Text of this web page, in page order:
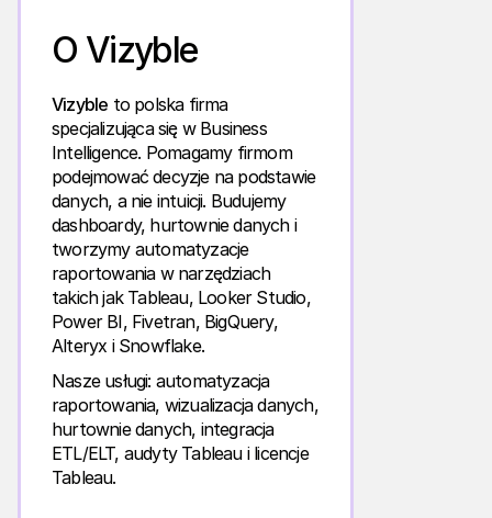
O Vizyble
Vizyble to polska firma
specjalizująca się w Business
Intelligence. Pomagamy firmom
podejmować decyzje na podstawie
danych, a nie intuicji. Budujemy
dashboardy, hurtownie danych i
tworzymy automatyzacje
raportowania w narzędziach
takich jak Tableau, Looker Studio,
Power BI, Fivetran, BigQuery,
Alteryx i Snowflake.
Nasze usługi: automatyzacja
raportowania, wizualizacja danych,
hurtownie danych, integracja
ETL/ELT, audyty Tableau i licencje
Tableau.